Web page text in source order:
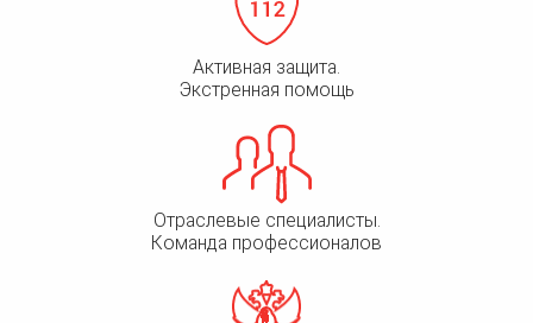
Активная защита.
Экстренная помощь
Отраслевые специалисты.
Команда профессионалов